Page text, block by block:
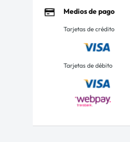
Medios de pago
Tarjetas de crédito
Tarjetas de débito